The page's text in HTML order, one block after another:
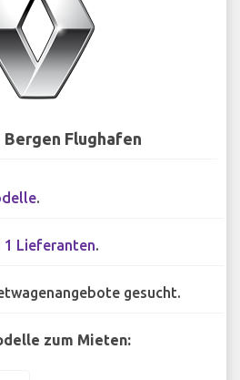
Bergen Flughafen
.
1 Lieferanten.
gesucht.
zum Mieten: